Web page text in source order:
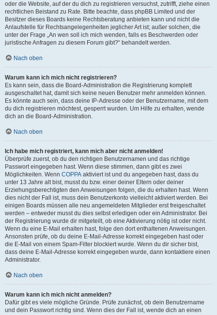
oder die Website, auf der du dich zu registrieren versuchst, zutrifft, ziehe einen
rechtlichen Beistand zu Rate. Bitte beachte, dass phpBB Limited und der
Besitzer dieses Boards keine Rechtsberatung anbieten kann und nicht die
Anlaufstelle für Rechtsangelegenheiten jeglicher Art ist; außer solchen, die
unter der Frage „An wen soll ich mich wenden, falls es Beschwerden oder
juristische Anfragen zu diesem Forum gibt?“ behandelt werden.
Nach oben
Warum kann ich mich nicht registrieren?
Es kann sein, dass die Board-Administration die Registrierung komplett
ausgeschaltet hat, damit sich keine neuen Benutzer mehr anmelden können.
Es könnte auch sein, dass deine IP-Adresse oder der Benutzername, mit dem
du dich registrieren möchtest, gesperrt wurden. Um Hilfe zu erhalten, wende
dich an die Board-Administration.
Nach oben
Ich habe mich registriert, kann mich aber nicht anmelden!
Überprüfe zuerst, ob du den richtigen Benutzernamen und das richtige
Passwort eingegeben hast. Wenn diese stimmen, dann gibt es zwei
Möglichkeiten. Wenn COPPA aktiviert ist und du angegeben hast, dass du
unter 13 Jahre alt bist, musst du bzw. einer deiner Eltern oder deiner
Erziehungsberechtigten den Anweisungen folgen, die du erhalten hast. Wenn
dies nicht der Fall ist, muss dein Benutzerkonto vielleicht aktiviert werden. Bei
einigen Boards müssen alle neu angemeldeten Mitglieder erst freigeschaltet
werden – entweder musst du dies selbst erledigen oder ein Administrator. Bei
der Registrierung wurde dir mitgeteilt, ob eine Aktivierung nötig ist oder nicht.
Wenn du eine E-Mail erhalten hast, folge den dort enthaltenen Anweisungen.
Ansonsten prüfe, ob du deine E-Mail-Adresse korrekt eingegeben hast oder
die E-Mail von einem Spam-Filter blockiert wurde. Wenn du dir sicher bist,
dass deine E-Mail-Adresse korrekt eingegeben wurde, dann kontaktiere einen
Administrator.
Nach oben
Warum kann ich mich nicht anmelden?
Dafür gibt es viele mögliche Gründe. Prüfe zunächst, ob dein Benutzername
und dein Passwort richtig sind. Wenn dies der Fall ist, wende dich an einen